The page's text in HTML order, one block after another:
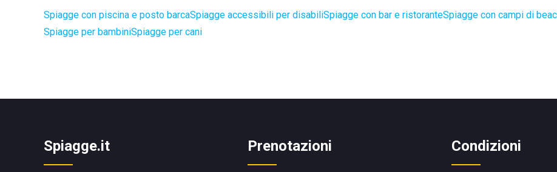
Spiagge con piscina e posto barcaSpiagge accessibili per disabiliSpiagge con bar e ristoranteSpiagge con campi di
Spiagge per bambiniSpiagge per cani
Spiagge.it Prenotazioni Condizioni